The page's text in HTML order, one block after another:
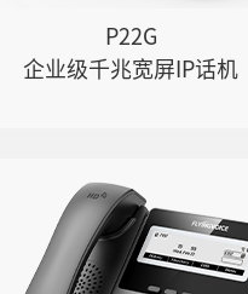
P22G
企业级千兆宽屏IP话机
● 6个速拨键（
P22P
● 2条
● 384×106像素带背光黑白